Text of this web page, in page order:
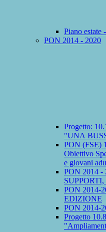
Piano estate
PON 2014 - 2020
Progetto:
"UNA
PON (FSE)
Obiettivo
e giovani
PON 2014
PON 2014-
EDIZIONE
PON 2014-
Progetto